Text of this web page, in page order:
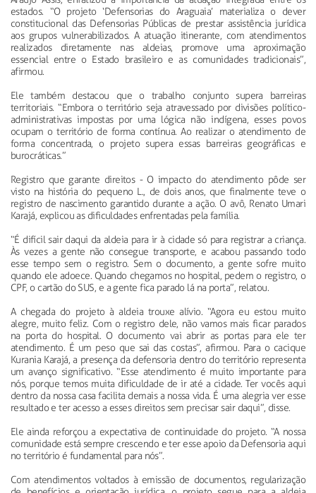
estados. “O projeto ‘Defensorias do Araguaia’ materializa o dever
constitucional das Defensorias Públicas de prestar assistência jurídica
aos grupos vulnerabilizados. A atuação itinerante, com atendimentos
realizados diretamente nas aldeias, promove uma aproximação
essencial entre o Estado brasileiro e as comunidades tradicionais”,
afirmou.
Ele também destacou que o trabalho conjunto supera barreiras
territoriais. “Embora o território seja atravessado por divisões político-
administrativas impostas por uma lógica não indígena, esses povos
ocupam o território de forma contínua. Ao realizar o atendimento de
forma concentrada, o projeto supera essas barreiras geográficas e
burocráticas.”
Registro que garante direitos - O impacto do atendimento pôde ser
visto na história do pequeno L., de dois anos, que finalmente teve o
registro de nascimento garantido durante a ação. O avô, Renato Umari
Karajá, explicou as dificuldades enfrentadas pela família.
“É difícil sair daqui da aldeia para ir à cidade só para registrar a criança.
Às vezes a gente não consegue transporte, e acabou passando todo
esse tempo sem o registro. Sem o documento, a gente sofre muito
quando ele adoece. Quando chegamos no hospital, pedem o registro, o
CPF, o cartão do SUS, e a gente fica parado lá na porta”, relatou.
A chegada do projeto à aldeia trouxe alívio. “Agora eu estou muito
alegre, muito feliz. Com o registro dele, não vamos mais ficar parados
na porta do hospital. O documento vai abrir as portas para ele ter
atendimento. É um peso que sai das costas”, afirmou. Para o cacique
Kurania Karajá, a presença da defensoria dentro do território representa
um avanço significativo. “Esse atendimento é muito importante para
nós, porque temos muita dificuldade de ir até a cidade. Ter vocês aqui
dentro da nossa casa facilita demais a nossa vida. É uma alegria ver esse
resultado e ter acesso a esses direitos sem precisar sair daqui”, disse.
Ele ainda reforçou a expectativa de continuidade do projeto. “A nossa
comunidade está sempre crescendo e ter esse apoio da Defensoria aqui
no território é fundamental para nós”.
Com atendimentos voltados à emissão de documentos, regularização